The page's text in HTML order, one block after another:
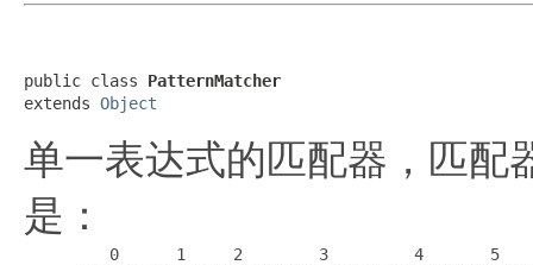
public class PatternMatcher
extends Object
单一表达式的匹配器，匹配
是：
0      1     2        3         4       5